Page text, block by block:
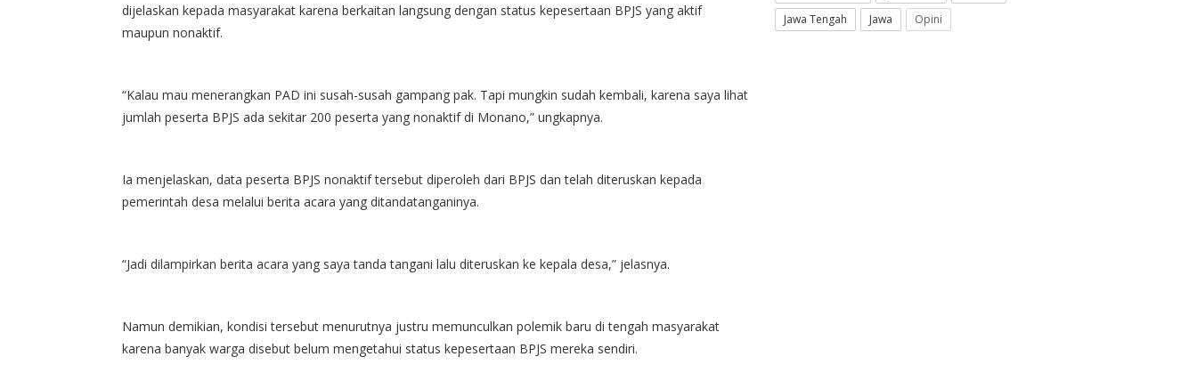
dijelaskan kepada masyarakat karena berkaitan langsung dengan status kepesertaan BPJS yang aktif
maupun nonaktif.
“Kalau mau menerangkan PAD ini susah-susah gampang pak. Tapi mungkin sudah kembali, karena saya lihat
jumlah peserta BPJS ada sekitar 200 peserta yang nonaktif di Monano,” ungkapnya.
Ia menjelaskan, data peserta BPJS nonaktif tersebut diperoleh dari BPJS dan telah diteruskan kepada
pemerintah desa melalui berita acara yang ditandatanganinya.
“Jadi dilampirkan berita acara yang saya tanda tangani lalu diteruskan ke kepala desa,” jelasnya.
Namun demikian, kondisi tersebut menurutnya justru memunculkan polemik baru di tengah masyarakat
karena banyak warga disebut belum mengetahui status kepesertaan BPJS mereka sendiri.
Jawa Tengah
Jawa Opini